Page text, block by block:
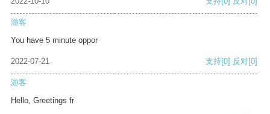
游客
You have 5 minute oppor
2022-07-21 支持[0] 反对[0]
游客
Hello, Greetings fr